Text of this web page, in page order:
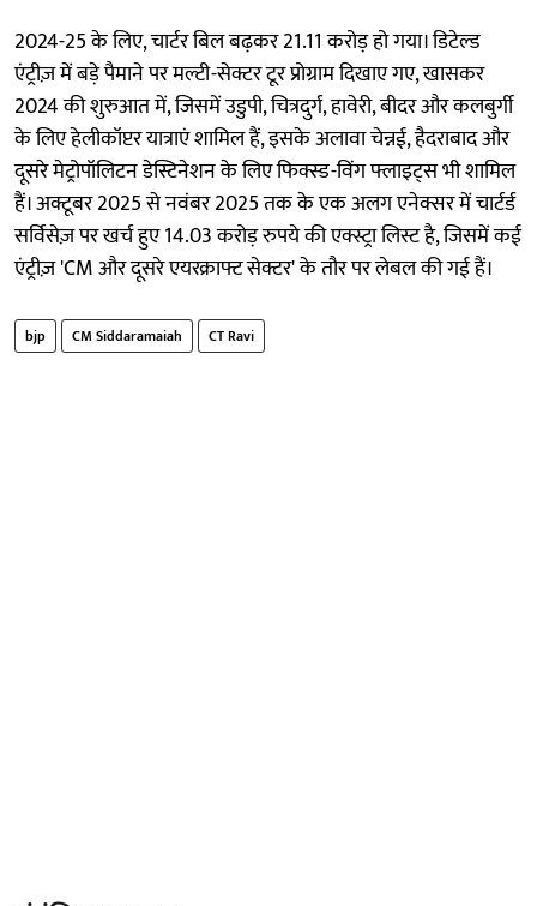
2024-25 के लिए, चार्टर बिल बढ़कर 21.11 करोड़ हो गया। डिटेल्ड
एंट्रीज़ में बड़े पैमाने पर मल्टी-सेक्टर टूर प्रोग्राम दिखाए गए, खासकर
2024 की शुरुआत में, जिसमें उडुपी, चित्रदुर्ग, हावेरी, बीदर और कलबुर्गी
के लिए हेलीकॉप्टर यात्राएं शामिल हैं, इसके अलावा चेन्नई, हैदराबाद और
दूसरे मेट्रोपॉलिटन डेस्टिनेशन के लिए फिक्स्ड-विंग फ्लाइट्स भी शामिल
हैं। अक्टूबर 2025 से नवंबर 2025 तक के एक अलग एनेक्सर में चार्टर्ड
सर्विसेज़ पर खर्च हुए 14.03 करोड़ रुपये की एक्स्ट्रा लिस्ट है, जिसमें कई
एंट्रीज़ 'CM और दूसरे एयरक्राफ्ट सेक्टर' के तौर पर लेबल की गई हैं।
bjp CM Siddaramaiah CT Ravi